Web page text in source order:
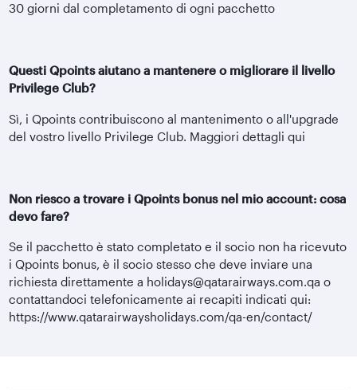
30 giorni dal completamento di ogni pacchetto
Questi Qpoints aiutano a mantenere o migliorare il livello
Privilege Club?
Sì, i Qpoints contribuiscono al mantenimento o all'upgrade
del vostro livello Privilege Club. Maggiori dettagli qui
Non riesco a trovare i Qpoints bonus nel mio account: cosa
devo fare?
Se il pacchetto è stato completato e il socio non ha ricevuto
i Qpoints bonus, è il socio stesso che deve inviare una
richiesta direttamente a holidays@qatarairways.com.qa o
contattandoci telefonicamente ai recapiti indicati qui:
https://www.qatarairwaysholidays.com/qa-en/contact/